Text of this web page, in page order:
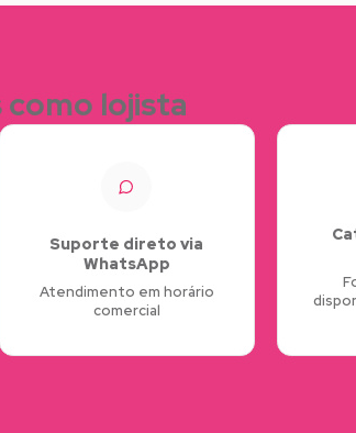
como lojista
Suporte direto via
WhatsApp
Atendimento em horário
comercial